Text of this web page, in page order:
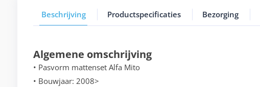
Beschrijving Productspecificaties Bezorging
Algemene omschrijving
• Pasvorm mattenset Alfa Mito
• Bouwjaar: 2008>